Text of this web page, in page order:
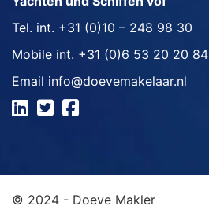
Tel. int. +31 (0)10 – 248 98 30
Mobile int. +31 (0)6 53 20 20 84
Email info@doevemakelaar.nl
© 2024 - Doeve Makler